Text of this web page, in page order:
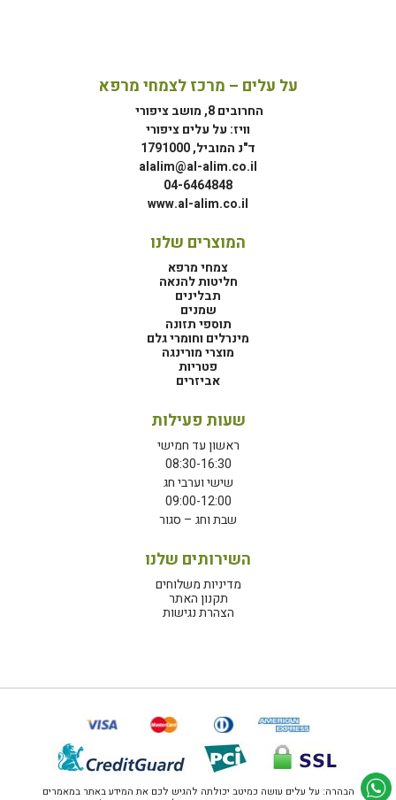
על עלים – מרכז לצמחי מרפא
החרובים 8, מושב ציפורי
וויז: על עלים ציפורי
ד"נ המוביל, 1791000
alalim@al-alim.co.il
04-6464848
www.al-alim.co.il
המוצרים שלנו
צמחי מרפא
חליטות להנאה
תבלינים
שמנים
תוספי תזונה
מינרלים וחומרי גלם
מוצרי מורינגה
פטריות
אביזרים
שעות פעילות
ראשון עד חמישי
08:30-16:30
שישי וערבי חג
09:00-12:00
שבת וחג – סגור
השירותים שלנו
מדיניות משלוחים
תקנון האתר
הצהרת נגישות
הבהרה: על עלים עושה כמיטב יכולתה להגיש לכם את המידע באתר במאמרים